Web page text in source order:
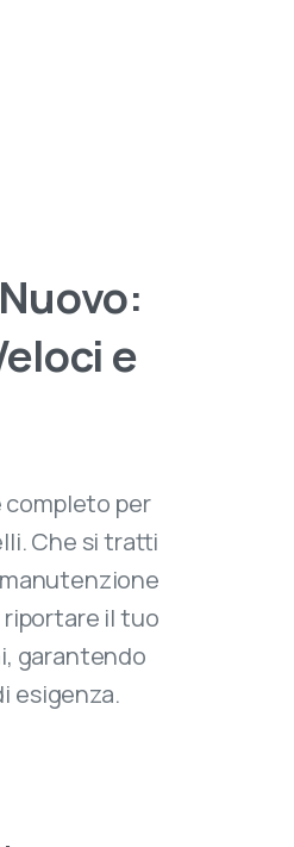
Nuovo:
e
completo per
Che si tratti
il tuo
garantendo
esigenza.